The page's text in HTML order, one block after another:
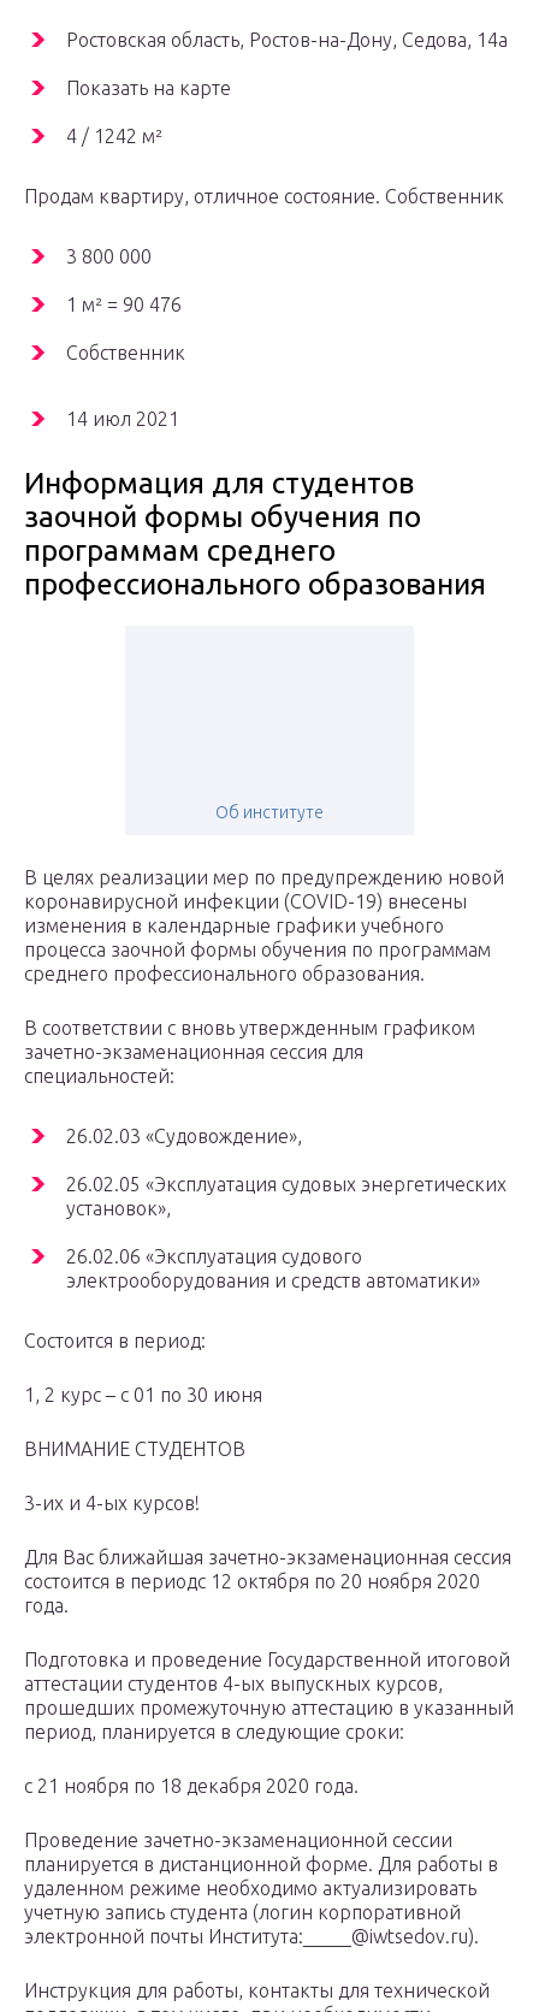
Ростовская область, Ростов-на-Дону, Седова, 14а
Показать на карте
4 / 1242 м²
Продам квартиру, отличное состояние. Собственник
3 800 000
1 м² = 90 476
Собственник
14 июл 2021
Информация для студентов
заочной формы обучения по
программам среднего
профессионального образования
Об институте
В целях реализации мер по предупреждению новой
коронавирусной инфекции (COVID-19) внесены
изменения в календарные графики учебного
процесса заочной формы обучения по программам
среднего профессионального образования.
В соответствии с вновь утвержденным графиком
зачетно-экзаменационная сессия для
специальностей:
26.02.03 «Судовождение»,
26.02.05 «Эксплуатация судовых энергетических
установок»,
26.02.06 «Эксплуатация судового
электрооборудования и средств автоматики»
Состоится в период:
1, 2 курс – с 01 по 30 июня
ВНИМАНИЕ СТУДЕНТОВ
3-их и 4-ых курсов!
Для Вас ближайшая зачетно-экзаменационная сессия
состоится в периодс 12 октября по 20 ноября 2020
года.
Подготовка и проведение Государственной итоговой
аттестации студентов 4-ых выпускных курсов,
прошедших промежуточную аттестацию в указанный
период, планируется в следующие сроки:
с 21 ноября по 18 декабря 2020 года.
Проведение зачетно-экзаменационной сессии
планируется в дистанционной форме. Для работы в
удаленном режиме необходимо актуализировать
учетную запись студента (логин корпоративной
электронной почты Института:_____@iwtsedov.ru).
Инструкция для работы, контакты для технической